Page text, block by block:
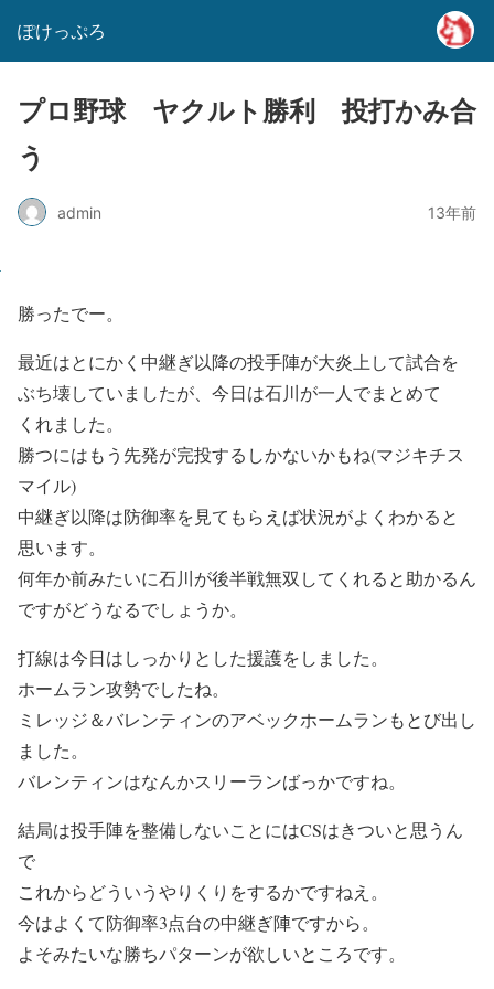
ぽけっぷろ
プロ野球 ヤクルト勝利 投打かみ合
う
admin 13年前
勝ったでー。
最近はとにかく中継ぎ以降の投手陣が大炎上して試合を
ぶち壊していましたが、今日は石川が一人でまとめて
くれました。
勝つにはもう先発が完投するしかないかもね(マジキチス
マイル)
中継ぎ以降は防御率を見てもらえば状況がよくわかると
思います。
何年か前みたいに石川が後半戦無双してくれると助かるん
ですがどうなるでしょうか。
打線は今日はしっかりとした援護をしました。
ホームラン攻勢でしたね。
ミレッジ＆バレンティンのアベックホームランもとび出し
ました。
バレンティンはなんかスリーランばっかですね。
結局は投手陣を整備しないことにはCSはきついと思うん
で
これからどういうやりくりをするかですねえ。
今はよくて防御率3点台の中継ぎ陣ですから。
よそみたいな勝ちパターンが欲しいところです。